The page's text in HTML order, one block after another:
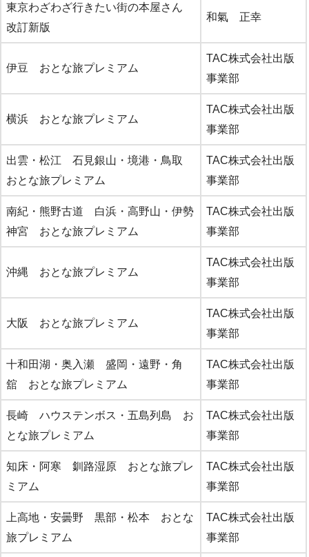
東京わざわざ行きたい街の本屋さん
改訂新版
和氣 正幸
伊豆 おとな旅プレミアム
TAC株式会社出版
事業部
横浜 おとな旅プレミアム
TAC株式会社出版
事業部
出雲・松江 石見銀山・境港・鳥取
おとな旅プレミアム
TAC株式会社出版
事業部
南紀・熊野古道 白浜・高野山・伊勢
神宮 おとな旅プレミアム
TAC株式会社出版
事業部
沖縄 おとな旅プレミアム
TAC株式会社出版
事業部
大阪 おとな旅プレミアム
TAC株式会社出版
事業部
十和田湖・奥入瀬 盛岡・遠野・角
舘 おとな旅プレミアム
TAC株式会社出版
事業部
長崎 ハウステンボス・五島列島 お
とな旅プレミアム
TAC株式会社出版
事業部
知床・阿寒 釧路湿原 おとな旅プレ
ミアム
TAC株式会社出版
事業部
上高地・安曇野 黒部・松本 おとな
旅プレミアム
TAC株式会社出版
事業部